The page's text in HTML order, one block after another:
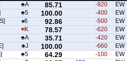
EW
-920
85.71
♣A
EW
-400
100.00
♣5
EW
-500
92.86
♠6
EW
-620
78.57
♥K
EW
-420
35.71
♣A
EW
-660
100.00
♣J
EW
-100
64.29
♣5